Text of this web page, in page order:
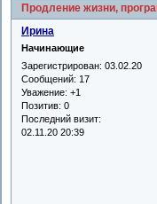
Продление жизни,
Ирина
Начинающие
Зарегистрирован: 03.02.20
Сообщений: 17
Уважение: +1
Позитив: 0
Последний визит:
02.11.20 20:39